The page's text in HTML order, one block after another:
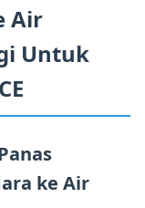
Air
Untuk
ke Air